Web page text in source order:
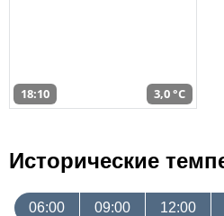
18:10 3,0 °C
Исторические
06:00 09:00 12:00